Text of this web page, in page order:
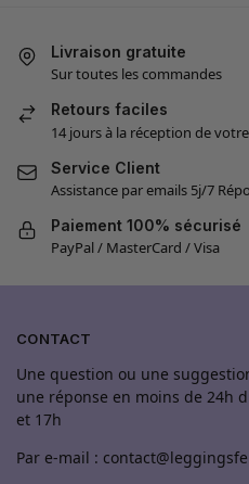
Livraison gratuite
Sur toutes les commandes
Retours faciles
14 jours à la réception de
Service Client
Assistance par emails 5j/7
Paiement 100% sécurisé
PayPal / MasterCard / Visa
CONTACT
Une question ou une
une réponse en moins de 24h
et 17h
Par e-mail :